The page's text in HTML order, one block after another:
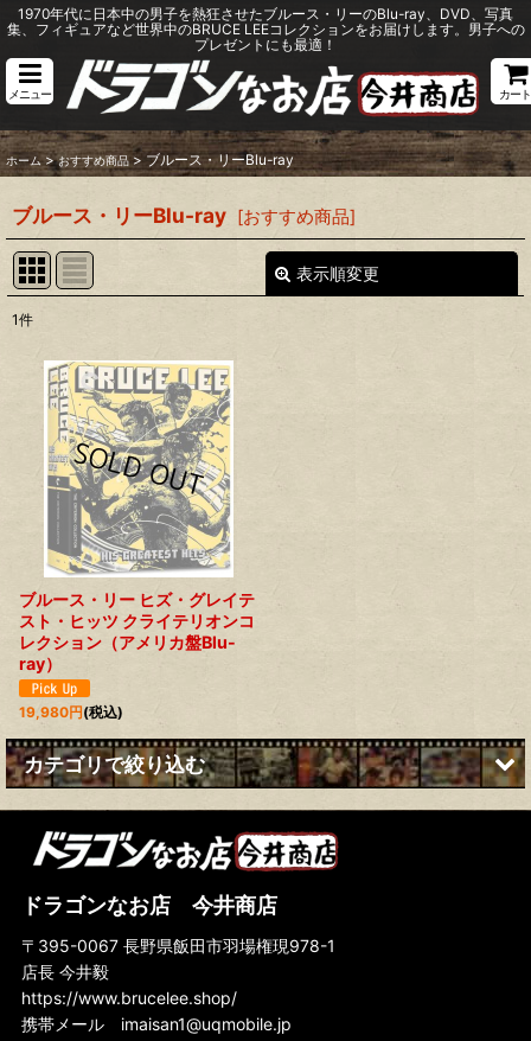
1970年代に日本中の男子を熱狂させたブルース・リーのBlu-ray、DVD、写真
集、フィギュアなど世界中のBRUCE LEEコレクションをお届けします。男子への
プレゼントにも最適！
メニュー カート
ホーム > おすすめ商品 > ブルース・リーBlu-ray
ブルース・リーBlu-ray [おすすめ商品]
表示順変更
表示数
並び順:
1件
ブルース・リー ヒズ・グレイテ
スト・ヒッツ クライテリオンコ
レクション（アメリカ盤Blu-
ray）
19,980円(税込)
カテゴリで絞り込む
ブルース・リーBlu-ray (全商品)
スペイン版Blu-ray
フランス版Blu-ray
ドラゴンなお店 今井商店
〒395-0067 長野県飯田市羽場権現978-1
店長 今井毅
https://www.brucelee.shop/
携帯メール imaisan1@uqmobile.jp